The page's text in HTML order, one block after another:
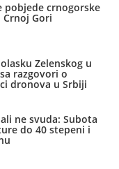
pobjede crnogorske
Gori
Zelenskog u
razgovori o
dronova u Srbiji
ne svuda: Subota
do 40 stepeni i